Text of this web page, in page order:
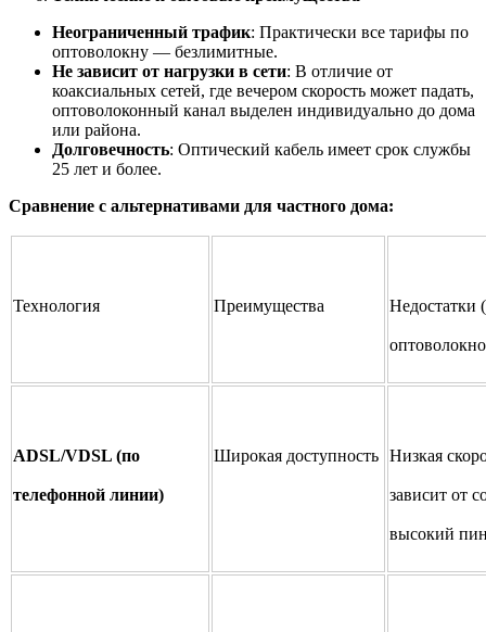
Неограниченный трафик: Практически все тарифы по
оптоволокну — безлимитные.
Не зависит от нагрузки в сети: В отличие от
коаксиальных сетей, где вечером скорость может падать,
оптоволоконный канал выделен индивидуально до дома
или района.
Долговечность: Оптический кабель имеет срок службы
25 лет и более.
Сравнение с альтернативами для частного дома:
Технология Преимущества Недостатки
ADSL/VDSL (по
телефонной линии)
Широкая доступность Низкая
зависит от
высокий